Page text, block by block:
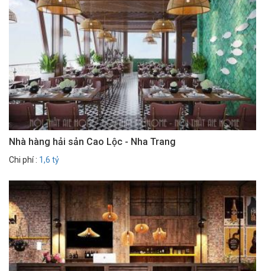
Nhà hàng hải sản Cao Lộc - Nha Trang
Chi phí : 1,6 tỷ